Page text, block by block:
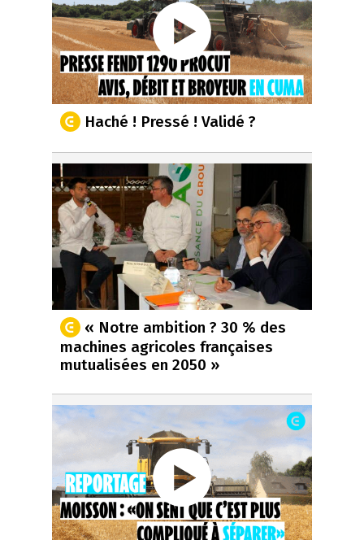
Haché ! Pressé ! Validé ?
« Notre ambition ? 30 % des
machines agricoles françaises
mutualisées en 2050 »